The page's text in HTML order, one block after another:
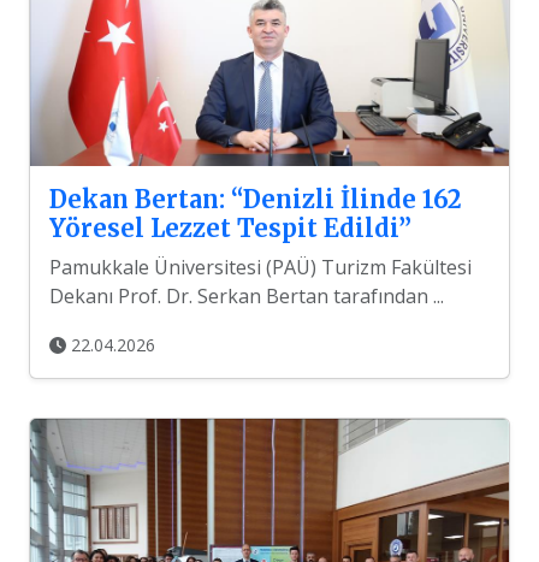
Dekan Bertan: “Denizli İlinde 162
Yöresel Lezzet Tespit Edildi”
Pamukkale Üniversitesi (PAÜ) Turizm Fakültesi
Dekanı Prof. Dr. Serkan Bertan tarafından ...
22.04.2026